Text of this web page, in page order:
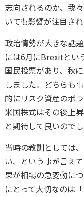
志向されるのか、我
いても影響が注目され
政治情勢が大きな話
には6月にBrexitとい
国民投票があり、秋
しました。どちらも
的にリスク資産のボ
米国株式はその後上
と期待して良いので
当時の教訓としては
い、という事が言え
果が相場の急変動に
にとって大切なのは